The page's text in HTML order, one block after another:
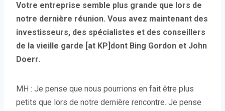
Votre entreprise semble plus grande que lors de
notre dernière réunion. Vous avez maintenant des
investisseurs, des spécialistes et des conseillers
de la vieille garde [at KP]dont Bing Gordon et John
Doerr.
MH : Je pense que nous pourrions en fait être plus
petits que lors de notre dernière rencontre. Je pense